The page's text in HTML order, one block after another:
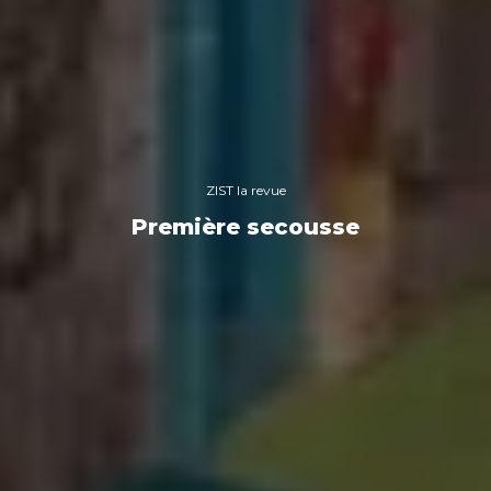
ZIST la revue
Première secousse